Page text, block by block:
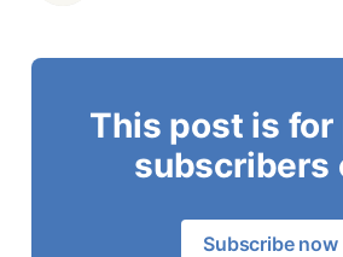
This post is for
subscribers
Subscribe now